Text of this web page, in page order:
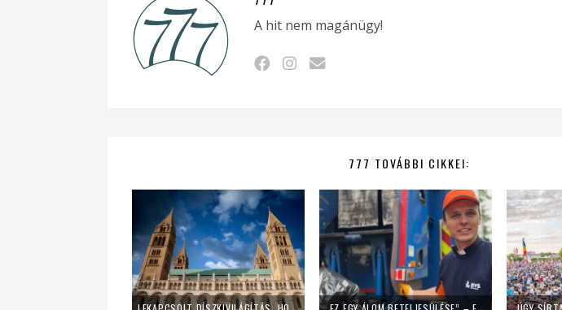
A hit nem magánügy!
777 TOVÁBBI CIKKEI: